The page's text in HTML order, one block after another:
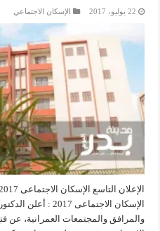
22 يوليو، 2017 الإسكان الاجتماعي
الإسكان
والمرافق والمجتمعات العمرانية، عن